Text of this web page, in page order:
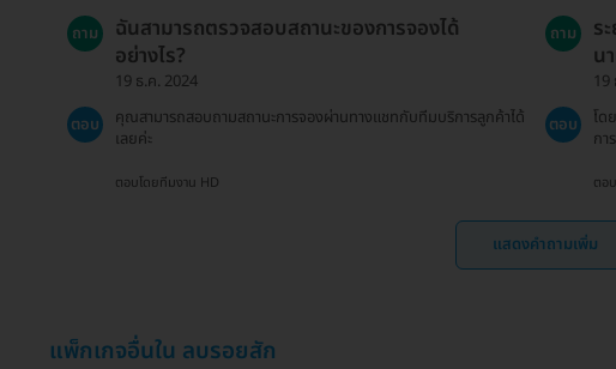
ถาม
ฉันสามารถตรวจสอบสถานะของการจองได้
อย่างไร?
19 ธ.ค. 2024
ตอบ
คุณสามารถสอบถามสถานะการจองผ่านทางแชทกับทีมบริการลูกค้าได้
เลยค่ะ
ตอบโดยทีมงาน HD
ถาม
ร
น
19
ตอบ
โด
กา
ตอ
แสดงคำถามเพิ่ม
แพ็กเกจอื่นใน ลบรอยสัก